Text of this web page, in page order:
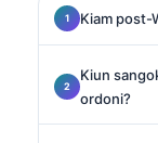
Kiam post-
Kiun
ordoni?